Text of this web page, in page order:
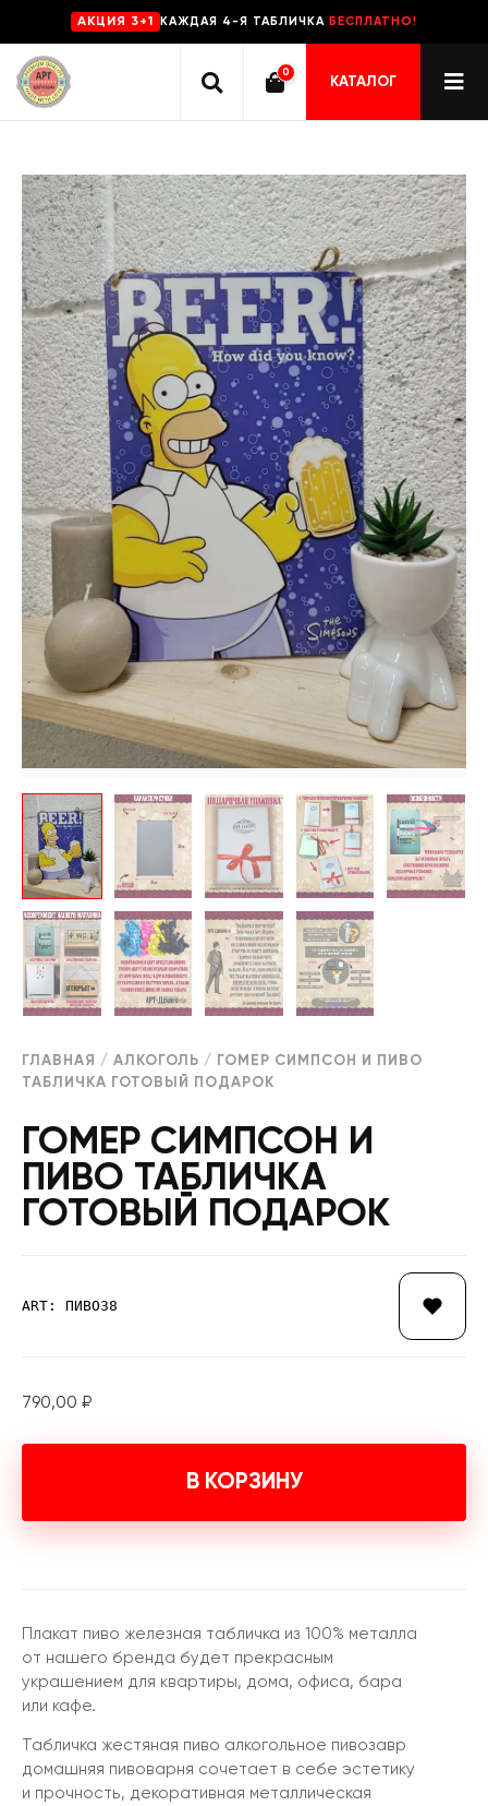
AKЦИЯ 3+1 КАЖДАЯ 4-Я ТАБЛИЧКА БЕСПЛАТНО!
0
КАТАЛОГ
ГЛАВНАЯ / АЛКОГОЛЬ / ГОМЕР СИМПСОН И ПИВО
ТАБЛИЧКА ГОТОВЫЙ ПОДАРОК
ГОМЕР СИМПСОН И
ПИВО ТАБЛИЧКА
ГОТОВЫЙ ПОДАРОК
ART: ПИВО38
790,00 ₽
В КОРЗИНУ
Плакат пиво железная табличка из 100% металла
от нашего бренда будет прекрасным
украшением для квартиры, дома, офиса, бара
или кафе.
Табличка жестяная пиво алкогольное пивозавр
домашняя пивоварня сочетает в себе эстетику
и прочность, декоративная металлическая